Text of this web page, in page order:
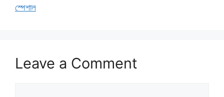
স্পেশাল
Leave a Comment